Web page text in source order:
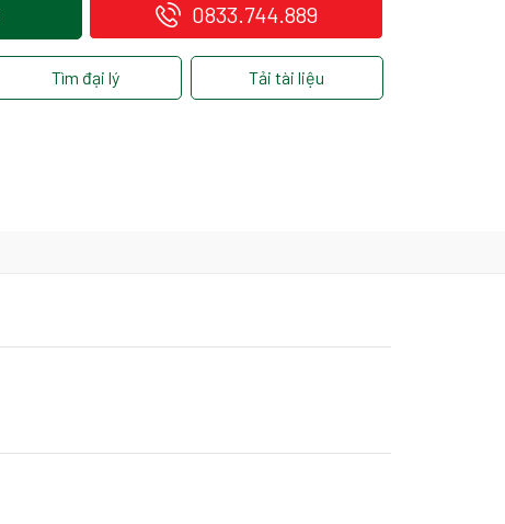
0833.744.889
Tìm đại lý Tải tài liệu